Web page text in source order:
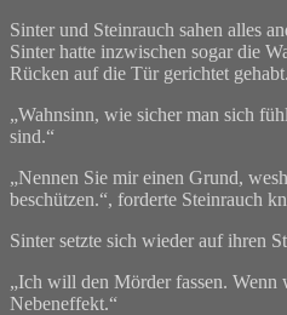
Sinter und Steinrauch sahen alles
Sinter hatte inzwischen sogar die
Rücken auf die Tür gerichtet gehabt.
„Wahnsinn, wie sicher man sich
sind.“
„Nennen Sie mir einen Grund,
beschützen.“, forderte Steinrauch
Sinter setzte sich wieder auf ihren
„Ich will den Mörder fassen. Wenn
Nebeneffekt.“